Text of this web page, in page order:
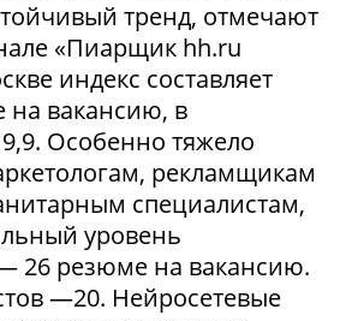
тренд, отмечают
«Пиарщик hh.ru
индекс составляет
на вакансию, в
Особенно тяжело
рекламщикам
специалистам,
уровень
26 резюме на вакансию.
—20. Нейросетевые